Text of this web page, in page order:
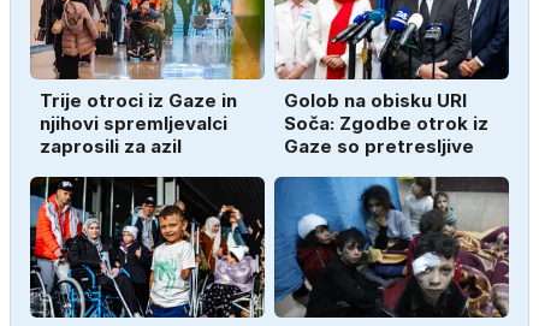
Trije otroci iz Gaze in
njihovi spremljevalci
zaprosili za azil
Golob na obisku URI
Soča: Zgodbe otrok iz
Gaze so pretresljive